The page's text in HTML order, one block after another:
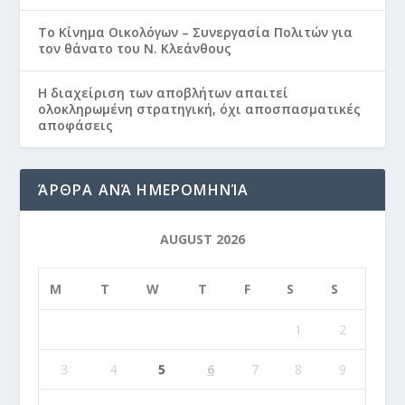
Το Κίνημα Οικολόγων – Συνεργασία Πολιτών για
τον θάνατο του Ν. Κλεάνθους
Η διαχείριση των αποβλήτων απαιτεί
ολοκληρωμένη στρατηγική, όχι αποσπασματικές
αποφάσεις
ΆΡΘΡΑ ΑΝΆ ΗΜΕΡΟΜΗΝΊΑ
AUGUST 2026
M T W T F S S
1 2
3 4 5 6 7 8 9